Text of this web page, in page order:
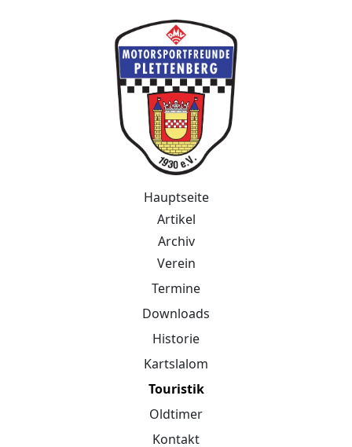
Webseite der MotorSportFreunde
Hauptseite
Artikel
Archiv
Verein
Termine
Downloads
Historie
Kartslalom
Touristik
Oldtimer
Kontakt